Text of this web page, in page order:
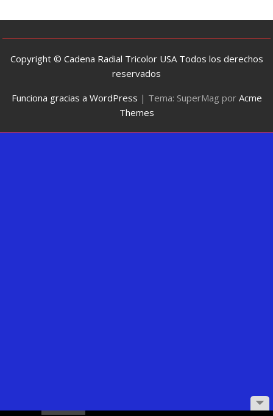
Copyright © Cadena Radial Tricolor USA Todos los derechos
reservados
Funciona gracias a WordPress | Tema: SuperMag por Acme
Themes